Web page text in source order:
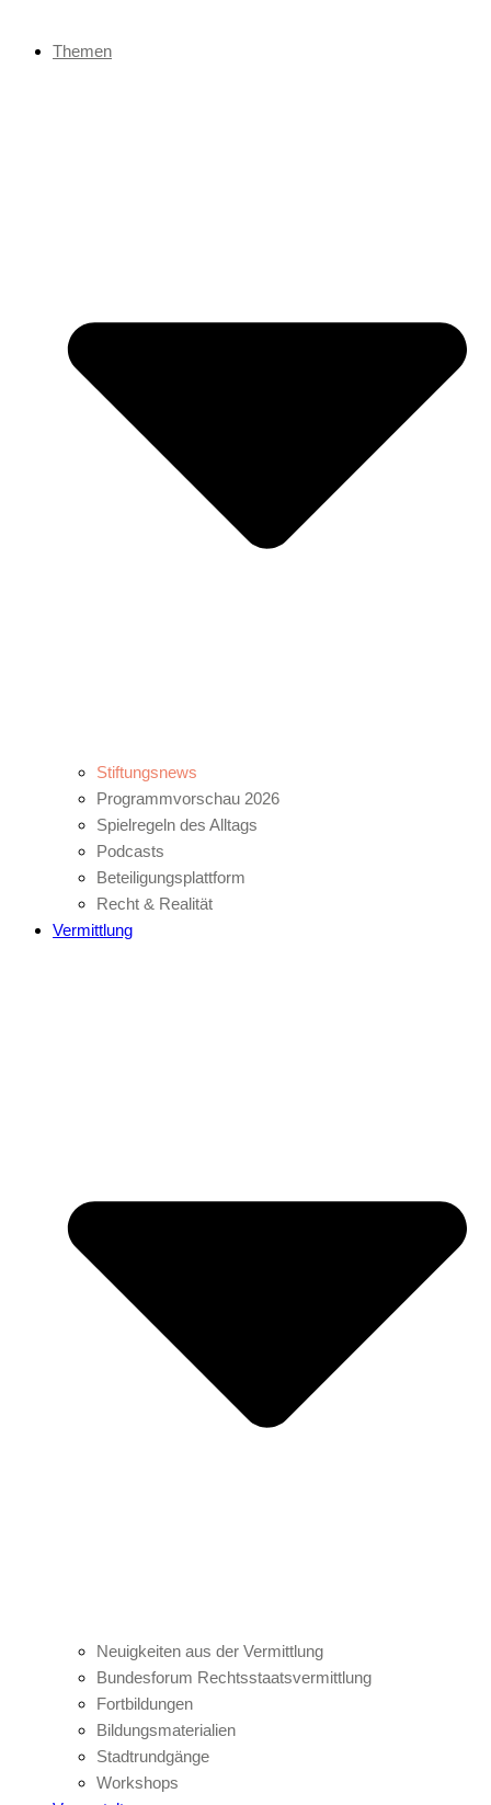
Themen
Stiftungsnews
Programmvorschau 2026
Spielregeln des Alltags
Podcasts
Beteiligungsplattform
Recht & Realität
Vermittlung
Neuigkeiten aus der Vermittlung
Bundesforum Rechtsstaatsvermittlung
Fortbildungen
Bildungsmaterialien
Stadtrundgänge
Workshops